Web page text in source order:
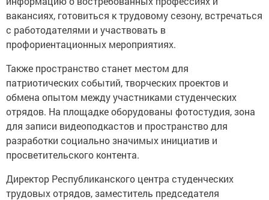
вакансиях, готовиться к трудовому сезону, встречаться
с работодателями и участвовать в
профориентационных мероприятиях.
Также пространство станет местом для
патриотических событий, творческих проектов и
обмена опытом между участниками студенческих
отрядов. На площадке оборудованы фотостудия, зона
для записи видеоподкастов и пространство для
разработки социально значимых инициатив и
просветительского контента.
Директор Республиканского центра студенческих
трудовых отрядов, заместитель председателя